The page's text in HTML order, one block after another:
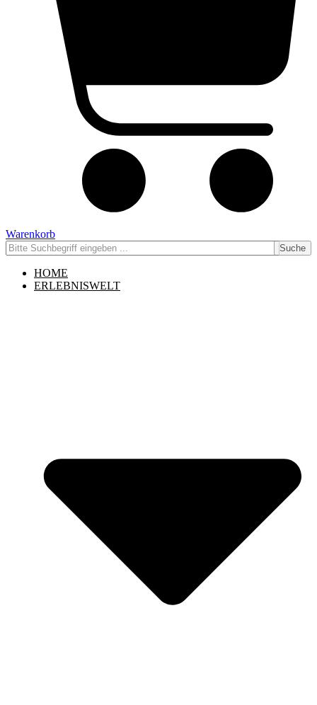
Warenkorb
Suche
HOME
ERLEBNISWELT